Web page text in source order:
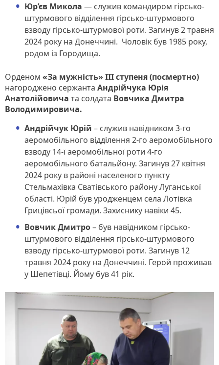
Юр’єв Микола — служив командиром гірсько-
штурмового відділення гірсько-штурмового
взводу гірсько-штурмової роти. Загинув 2 травня
2024 року на Донеччині. Чоловік був 1985 року,
родом із Городища.
Орденом «За мужність» ІІІ ступеня(посмертно)
нагороджено сержанта Андрійчука Юрія
Анатолійовича та солдата Вовчика Дмитра
Володимировича.
Андрійчук Юрій – служив навідником 3-го
аеромобільного відділення 2-го аеромобільного
взводу 14-ї аеромобільної роти 4-го
аеромобільного батальйону. Загинув 27 квітня
2024 року в районі населеного пункту
Стельмахівка Сватівського району Луганської
області. Юрій був уродженцем села Лотівка
Грицівсьої громади. Захиснику навіки 45.
Вовчик Дмитро– був навідником гірсько-
штурмового відділення гірсько-штурмового
взводу гірсько-штурмової роти. Загинув 12
травня 2024 року на Донеччині. Герой проживав
у Шепетівці. Йому був 41 рік.